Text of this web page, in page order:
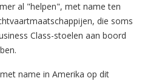
al "helpen", met name ten
die soms
Class-stoelen aan boord
name in Amerika op dit